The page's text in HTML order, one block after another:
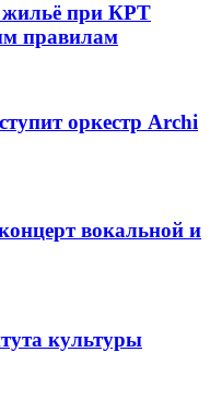
жильё при КРТ
правилам
оркестр Archi
вокальной и
культуры